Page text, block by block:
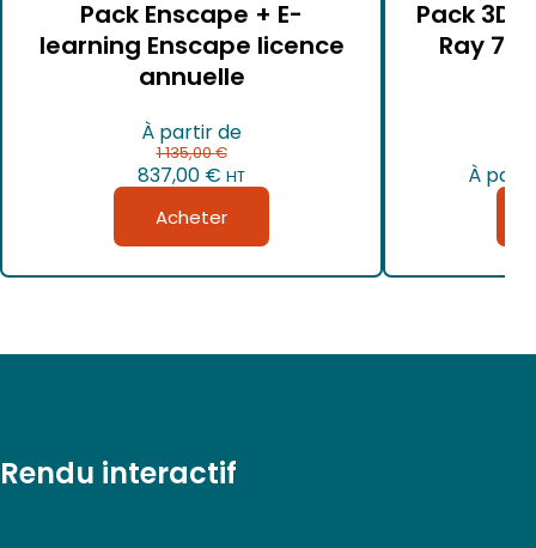
Pack Enscape + E-
learning Enscape licence
annuelle
À partir de
1 135,00€
837,00 € HT
Acheter
Pack 3D
Ray 7
À
Rendu interactif